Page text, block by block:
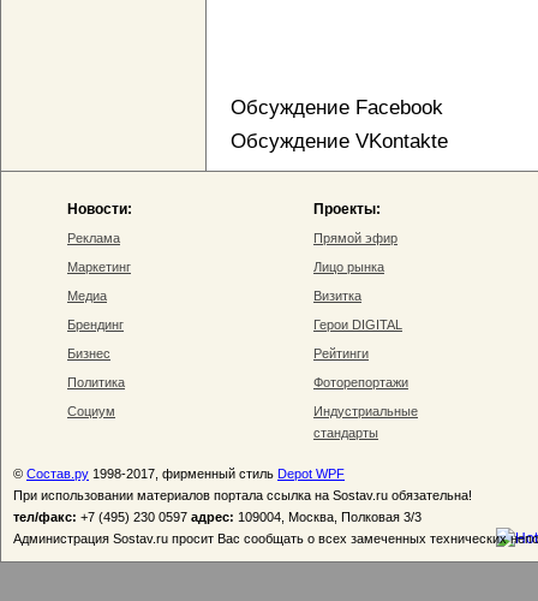
Обсуждение Facebook
Обсуждение VKontakte
Новости:
Реклама
Маркетинг
Медиа
Брендинг
Бизнес
Политика
Социум
Проекты:
Прямой эфир
Лицо рынка
Визитка
Герои DIGITAL
Рейтинги
Фоторепортажи
Индустриальные
стандарты
© Состав.ру 1998-2017, фирменный стиль Depot WPF
При использовании материалов портала ссылка на Sostav.ru обязательна!
тел/факс: +7 (495) 230 0597 адрес: 109004, Москва, Полковая 3/3
Администрация Sostav.ru просит Вас сообщать о всех замеченных технических